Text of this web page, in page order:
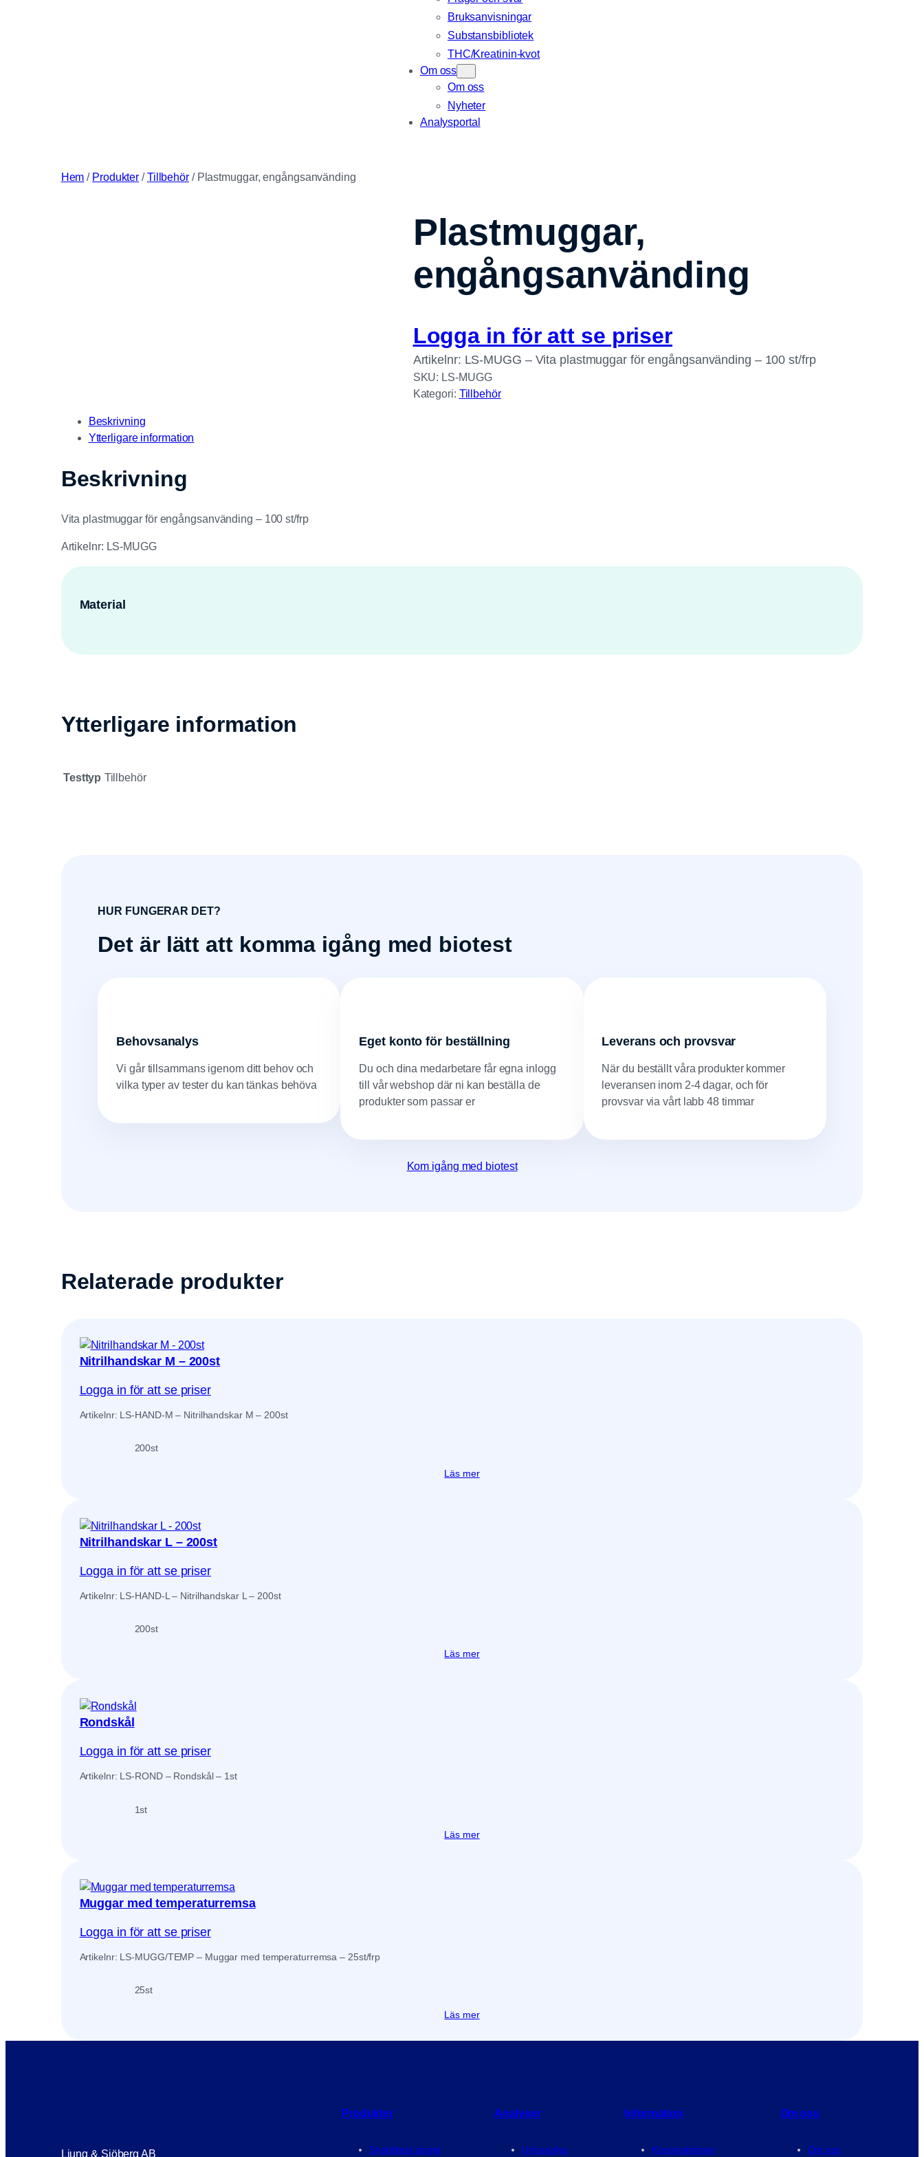
Bruksanvisningar
Substansbibliotek
THC/Kreatinin-kvot
Om oss
Om oss
Nyheter
Analysportal
Hem / Produkter /Tillbehör/ Plastmuggar, engångsanvänding
Plastmuggar,
engångsanvänding
Logga in för att se priser
Artikelnr: LS-MUGG – Vita plastmuggar för engångsanvänding – 100 st/frp
SKU: LS-MUGG
Kategori: Tillbehör
Beskrivning
Ytterligare information
Beskrivning
Vita plastmuggar för engångsanvänding – 100 st/frp
Artikelnr: LS-MUGG
Material
Ytterligare information
Testtyp Tillbehör
HUR FUNGERAR DET?
Det är lätt att komma igång med biotest
Behovsanalys
Vi går tillsammans igenom ditt behov och
vilka typer av tester du kan tänkas behöva
Eget konto för beställning
Du och dina medarbetare får egna inlogg
till vår webshop där ni kan beställa de
produkter som passar er
Leverans och provsvar
När du beställt våra produkter kommer
leveransen inom 2-4 dagar, och för
provsvar via vårt labb 48 timmar
Kom igång med biotest
Relaterade produkter
Nitrilhandskar M – 200st
Logga in för att se priser
Artikelnr: LS-HAND-M – Nitrilhandskar M – 200st
200st
Läs mer
Nitrilhandskar L – 200st
Logga in för att se priser
Artikelnr: LS-HAND-L – Nitrilhandskar L – 200st
200st
Läs mer
Rondskål
Logga in för att se priser
Artikelnr: LS-ROND – Rondskål – 1st
1st
Läs mer
Muggar med temperaturremsa
Logga in för att se priser
Artikelnr: LS-MUGG/TEMP – Muggar med temperaturremsa – 25st/frp
25st
Läs mer
Ljung & Sjöberg AB
Produkter
Snabbtest singel
Analyser
Urinanalys
Information
Korsreaktioner
Om oss
Om oss